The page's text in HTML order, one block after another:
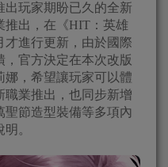
出玩家期盼已久的全新
推出，在《HIT：英雄
才進行更新，由於國際
，官方決定在本次改版
娜，希望讓玩家可以體
職業推出，也同步新增
聖節造型裝備等多項內
。